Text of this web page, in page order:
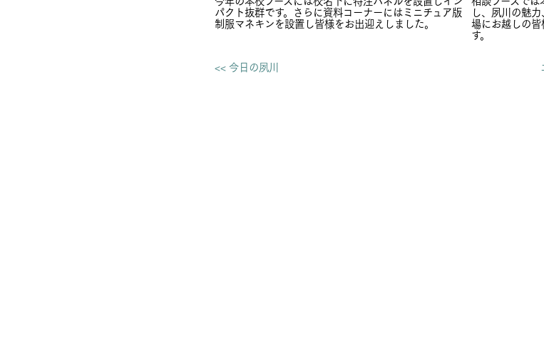
パクト抜群です。さらに資料コーナーにはミニチュア版
制服マネキンを設置し皆様をお出迎えしました。
し、夙川の魅
場にお越しの
す。
<< 今日の夙川